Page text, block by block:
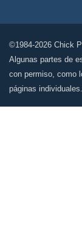
©1984-2026 Chick
Algunas partes de
con permiso, como
páginas individuales.